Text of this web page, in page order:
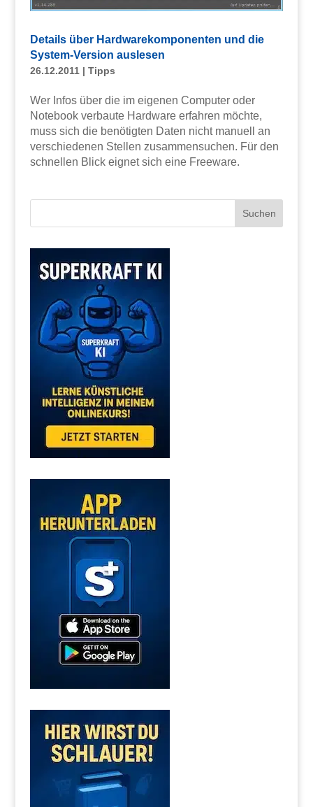
Details über Hardwarekomponenten und die
System-Version auslesen
26.12.2011| Tipps
Wer Infos über die im eigenen Computer oder
Notebook verbaute Hardware erfahren möchte,
muss sich die benötigten Daten nicht manuell an
verschiedenen Stellen zusammensuchen. Für den
schnellen Blick eignet sich eine Freeware.